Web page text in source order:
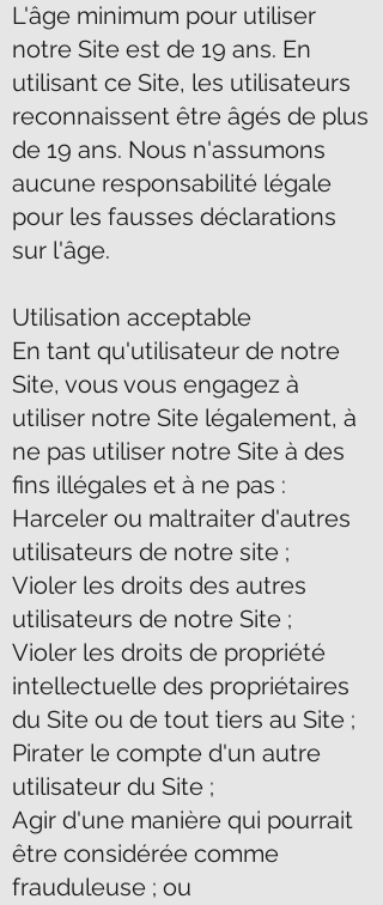
L'âge minimum pour utiliser
notre Site est de 19 ans. En
utilisant ce Site, les utilisateurs
reconnaissent être âgés de plus
de 19 ans. Nous n'assumons
aucune responsabilité légale
pour les fausses déclarations
sur l'âge.
Utilisation acceptable
En tant qu'utilisateur de notre
Site, vous vous engagez à
utiliser notre Site légalement, à
ne pas utiliser notre Site à des
fins illégales et à ne pas :
Harceler ou maltraiter d'autres
utilisateurs de notre site ;
Violer les droits des autres
utilisateurs de notre Site ;
Violer les droits de propriété
intellectuelle des propriétaires
du Site ou de tout tiers au Site ;
Pirater le compte d'un autre
utilisateur du Site ;
Agir d'une manière qui pourrait
être considérée comme
frauduleuse ; ou